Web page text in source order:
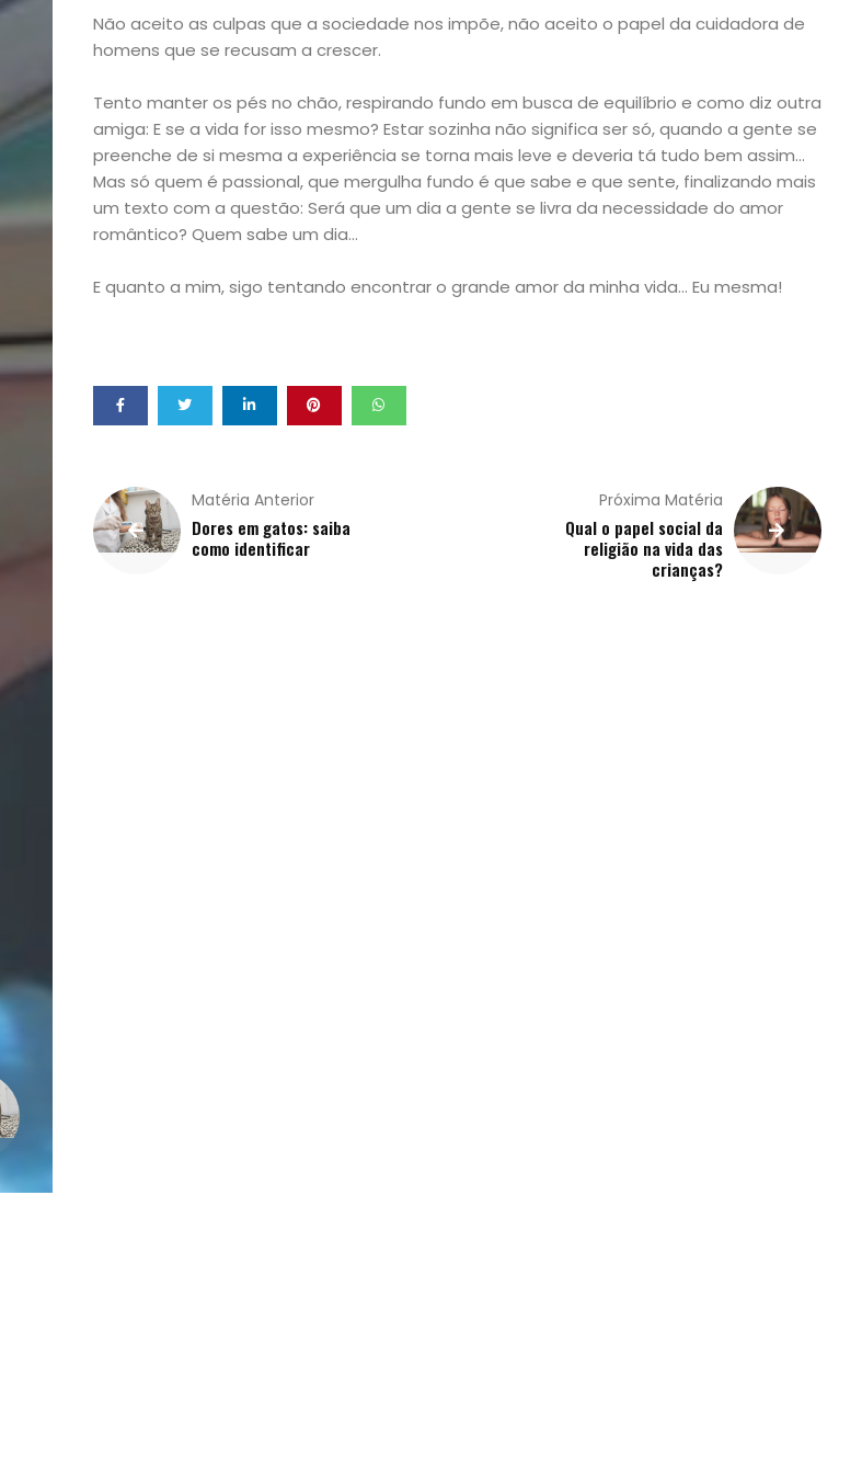
Saúde
e
Qualidade
de
Vida
Sexualidade
Não aceito as culpas que a sociedade nos impõe, não aceito o papel da cuidadora de
homens que se recusam a crescer.
Tento manter os pés no chão, respirando fundo em busca de equilíbrio e como diz outra
amiga: E se a vida for isso mesmo? Estar sozinha não significa ser só, quando a gente se
preenche de si mesma a experiência se torna mais leve e deveria tá tudo bem assim…
Mas só quem é passional, que mergulha fundo é que sabe e que sente, finalizando mais
um texto com a questão: Será que um dia a gente se livra da necessidade do amor
romântico? Quem sabe um dia…
E quanto a mim, sigo tentando encontrar o grande amor da minha vida… Eu mesma!
Matéria Anterior
Dores em gatos: saiba
como identificar
Próxima Matéria
Qual o papel social da
religião na vida das
crianças?